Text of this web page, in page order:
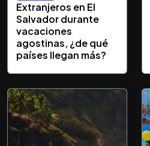
Extranjeros en El
Salvador durante
vacaciones
agostinas, ¿de qué
países llegan más?